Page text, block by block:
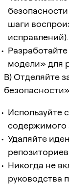
шаги
исправлений).
модели» для
B) Отделяйте
Используйте
содержимого
Удаляйте
Никогда не
руководства